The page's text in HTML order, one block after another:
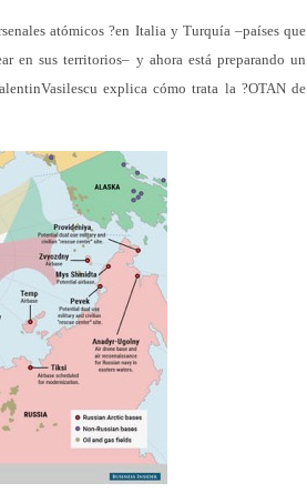
atómicos ?en Italia y Turquía –países que
en sus territorios– y ahora está preparando un
explica cómo trata la ?OTAN de